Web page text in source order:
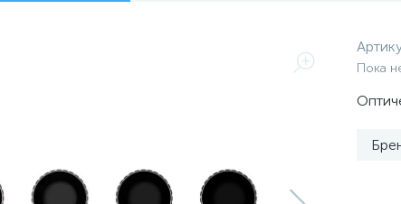
Пока